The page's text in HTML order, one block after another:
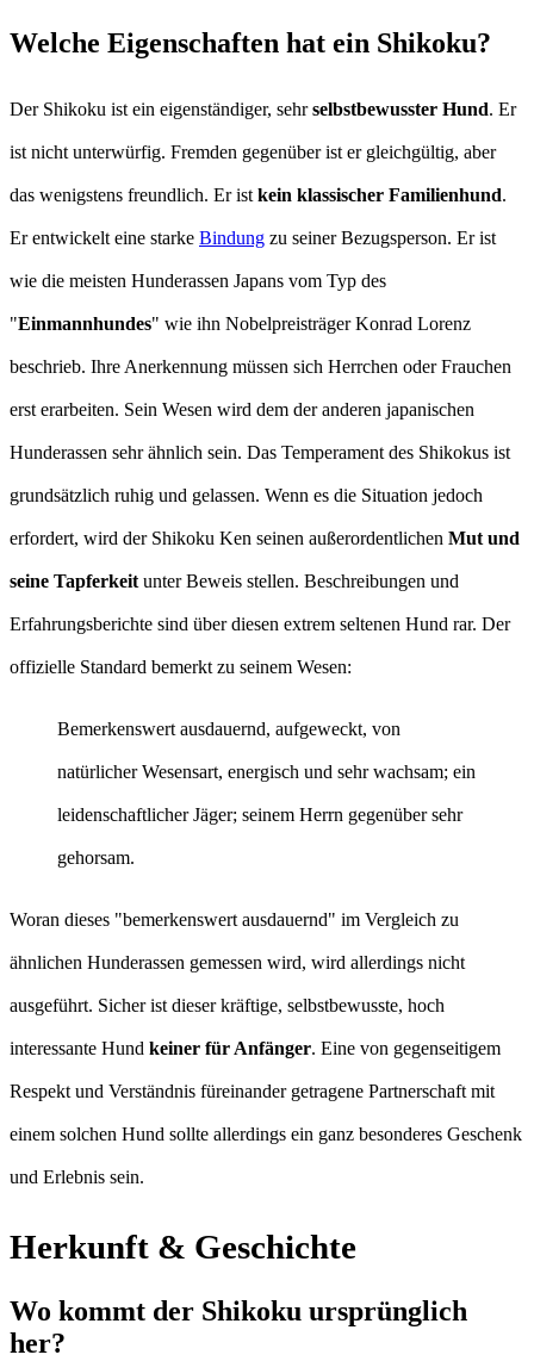
Welche Eigenschaften hat ein Shikoku?
Der Shikoku ist ein eigenständiger, sehrselbstbewusster Hund. Er
ist nicht unterwürfig. Fremden gegenüber ist er gleichgültig, aber
das wenigstens freundlich. Er ist kein klassischer Familienhund.
Er entwickelt eine starke Bindung zu seiner Bezugsperson. Er ist
wie die meisten Hunderassen Japans vom Typ des
"Einmannhundes" wie ihn Nobelpreisträger Konrad Lorenz
beschrieb. Ihre Anerkennung müssen sich Herrchen oder Frauchen
erst erarbeiten. Sein Wesen wird dem der anderen japanischen
Hunderassen sehr ähnlich sein. Das Temperament des Shikokus ist
grundsätzlich ruhig und gelassen. Wenn es die Situation jedoch
erfordert, wird der Shikoku Ken seinen außerordentlichen Mut und
seine Tapferkeit unter Beweis stellen. Beschreibungen und
Erfahrungsberichte sind über diesen extrem seltenen Hund rar. Der
offizielle Standard bemerkt zu seinem Wesen:
Bemerkenswert ausdauernd, aufgeweckt, von
natürlicher Wesensart, energisch und sehr wachsam; ein
leidenschaftlicher Jäger; seinem Herrn gegenüber sehr
gehorsam.
Woran dieses "bemerkenswert ausdauernd" im Vergleich zu
ähnlichen Hunderassen gemessen wird, wird allerdings nicht
ausgeführt. Sicher ist dieser kräftige, selbstbewusste, hoch
interessante Hund keiner für Anfänger. Eine von gegenseitigem
Respekt und Verständnis füreinander getragene Partnerschaft mit
einem solchen Hund sollte allerdings ein ganz besonderes Geschenk
und Erlebnis sein.
Herkunft & Geschichte
Wo kommt der Shikoku ursprünglich
her?